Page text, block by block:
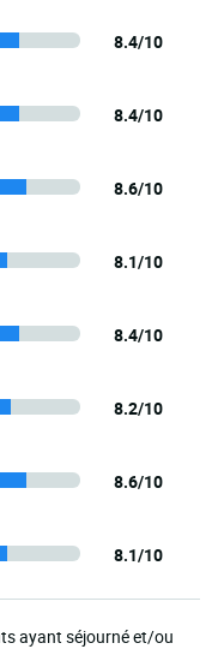
8.4/10
8.4/10
8.6/10
8.1/10
8.4/10
8.2/10
8.6/10
8.1/10
ayant séjourné et/ou